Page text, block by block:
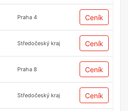
Praha 4 Ceník
Středočeský kraj Ceník
Praha 8 Ceník
Středočeský kraj Ceník